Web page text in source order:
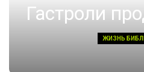
Гастроли
ЖИЗНЬ